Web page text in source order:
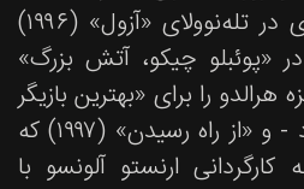
حرفه‌ای د لا رگرا با بازی در تله‌نوولای «آزول» (۱۹۹۶)
«پوئبلو چیکو، آتش بزرگ»
هرالدو را برای «بهترین بازیگر
زن نوظهور» دریافت کرد - و «از راه رسیدن» (۱۹۹۷) که
ارنستو آلونسو با